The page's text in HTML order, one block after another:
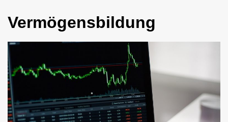
Vermögensbildung